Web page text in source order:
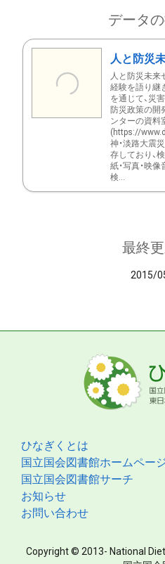
データ
人と防災
人と防災未来
経験を語り継
を通じて、災
防災政策の開
ンターの資料
(https://
神・淡路大震
存しており、
紙・写真・映像
検...
最終
2015/
ひなぎくとは
国立国会図書館ホームペー
国立国会図書館サーチ
お知らせ
お問い合わせ
Copyright © 2013- National